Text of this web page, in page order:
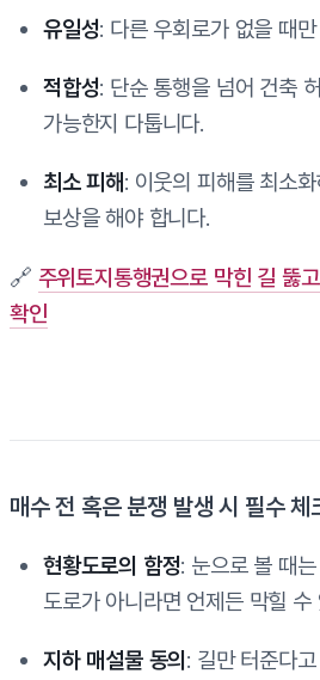
유일성: 다른 우회로가 없을 때
적합성: 단순 통행을 넘어 건축
가능한지 다툽니다.
최소 피해: 이웃의 피해를 최소
보상을 해야 합니다.
🔗 주위토지통행권으로 막힌 길 뚫
확인
매수 전 혹은 분쟁 발생 시 필수 체
현황도로의 함정: 눈으로 볼 때
도로가 아니라면 언제든 막힐 수
지하 매설물 동의 : 길만 터준다